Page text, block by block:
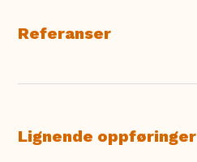
Referanser
Lignende oppføringer